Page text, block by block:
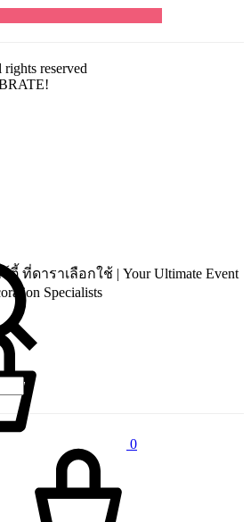
reserved
ที่ดาราเลือกใช้ | Your Ultimate Event
Specialists
0